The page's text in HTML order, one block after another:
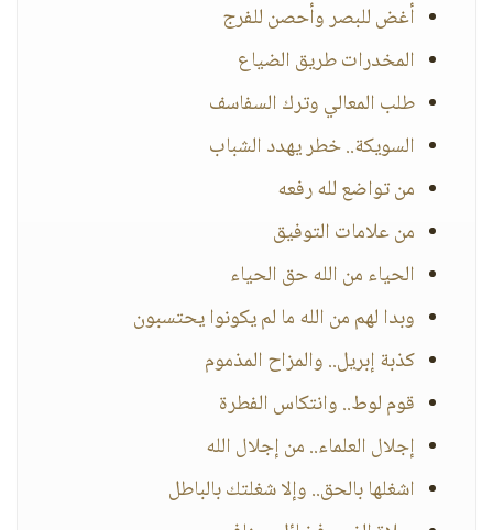
أغض للبصر وأحصن للفرج
المخدرات طريق الضياع
طلب المعالي وترك السفاسف
السويكة.. خطر يهدد الشباب
من تواضع لله رفعه
من علامات التوفيق
الحياء من الله حق الحياء
وبدا لهم من الله ما لم يكونوا يحتسبون
كذبة إبريل.. والمزاح المذموم
قوم لوط.. وانتكاس الفطرة
إجلال العلماء.. من إجلال الله
اشغلها بالحق.. وإلا شغلتك بالباطل